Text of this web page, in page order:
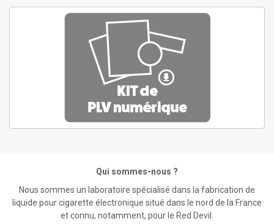
Qui sommes-nous ?
Nous sommes un laboratoire spécialisé dans la fabrication de
liquide pour cigarette électronique situé dans le nord de la France
et connu, notamment, pour le Red Devil.